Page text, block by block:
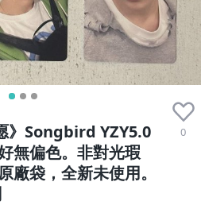
》Songbird YZY5.0
無偏色。非對光瑕
廠袋，全新未使用。
0